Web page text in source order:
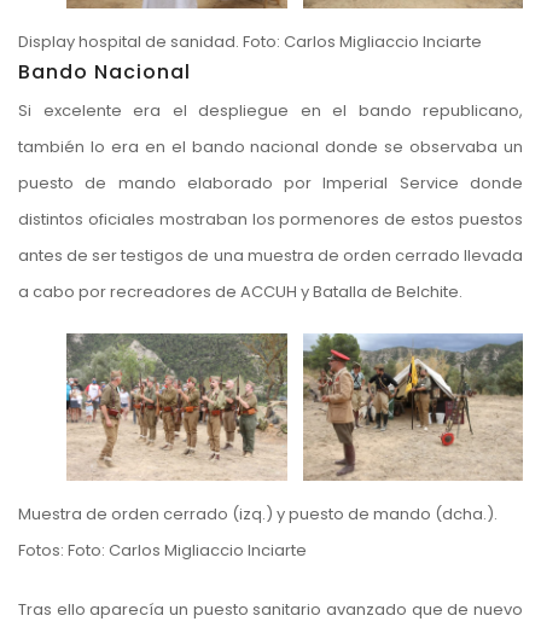
Display hospital de sanidad. Foto: Carlos Migliaccio Inciarte
Bando Nacional
Si excelente era el despliegue en el bando republicano,
también lo era en el bando nacional donde se observaba un
puesto de mando elaborado por Imperial Service donde
distintos oficiales mostraban los pormenores de estos puestos
antes de ser testigos de una muestra de orden cerrado llevada
a cabo por recreadores de ACCUH y Batalla de Belchite.
Muestra de orden cerrado (izq.) y puesto de mando (dcha.).
Fotos: Foto: Carlos Migliaccio Inciarte
Tras ello aparecía un puesto sanitario avanzado que de nuevo